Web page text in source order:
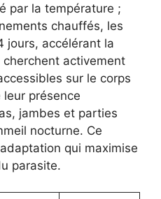
par la température ;
chauffés, les
jours, accélérant la
activement
sur le corps
leur présence
jambes et parties
nocturne. Ce
qui maximise
parasite.